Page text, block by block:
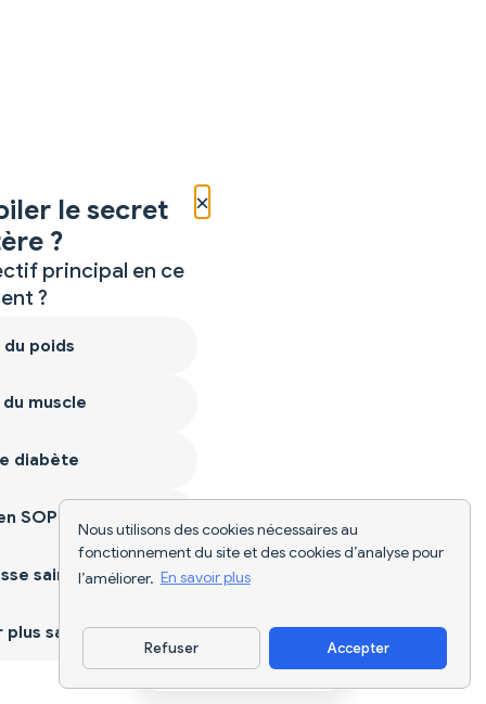
Nous utilisons des cookies nécessaires au
fonctionnement du site et des cookies d’analyse pour
l’améliorer. En savoir plus
Refuser Accepter
Télécharger l'appli
×
le secret
?
principal en ce
?
poids
muscle
diabète
SOPK
saine
sain